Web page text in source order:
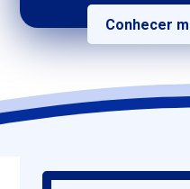
Conhecer